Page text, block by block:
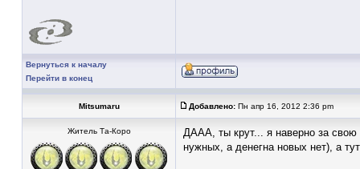
Вернуться к началу
Перейти в конец
Mitsumaru Добавлено: Пн апр 16, 2012 2:36 pm
Житель Та-Коро
ДААА, ты крут... я наверно за свою
нужных, а денегна новых нет), а